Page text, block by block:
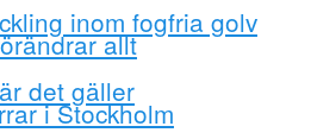
inom fogfria golv
allt
det gäller
i Stockholm